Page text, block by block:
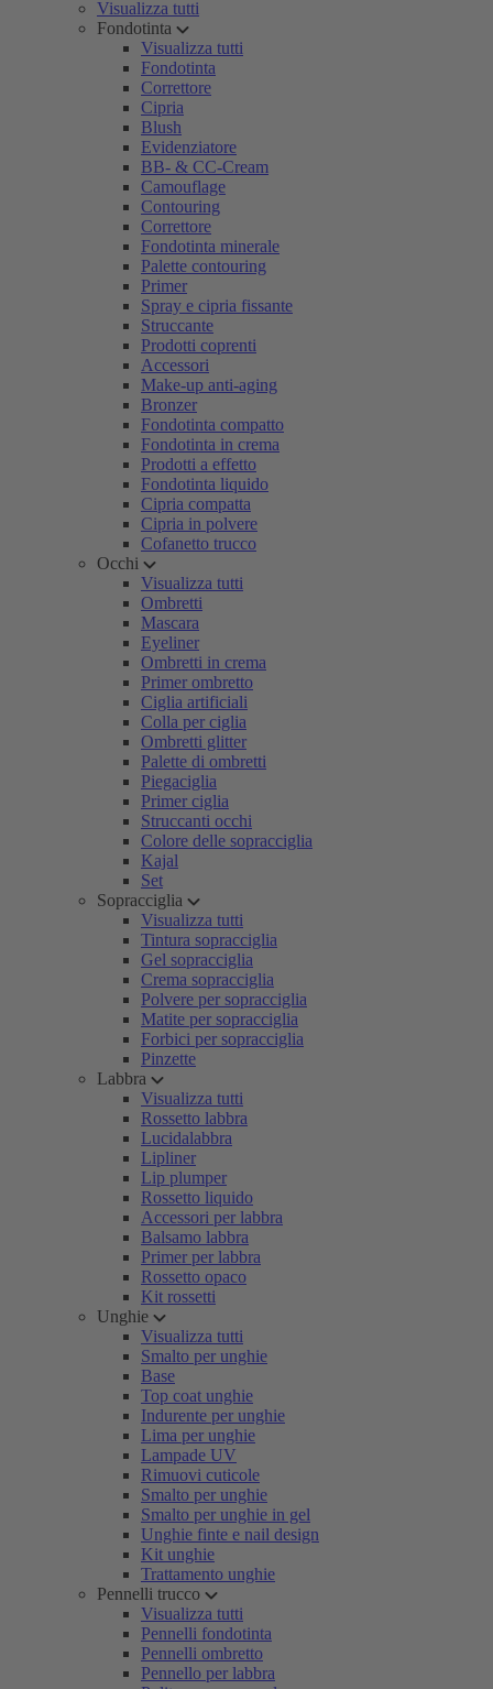
Visualizza tutti
Fondotinta
Visualizza tutti
Fondotinta
Correttore
Cipria
Blush
Evidenziatore
BB- & CC-Cream
Camouflage
Contouring
Correttore
Fondotinta minerale
Palette contouring
Primer
Spray e cipria fissante
Struccante
Prodotti coprenti
Accessori
Make-up anti-aging
Bronzer
Fondotinta compatto
Fondotinta in crema
Prodotti a effetto
Fondotinta liquido
Cipria compatta
Cipria in polvere
Cofanetto trucco
Occhi
Visualizza tutti
Ombretti
Mascara
Eyeliner
Ombretti in crema
Primer ombretto
Ciglia artificiali
Colla per ciglia
Ombretti glitter
Palette di ombretti
Piegaciglia
Primer ciglia
Struccanti occhi
Colore delle sopracciglia
Kajal
Set
Sopracciglia
Visualizza tutti
Tintura sopracciglia
Gel sopracciglia
Crema sopracciglia
Polvere per sopracciglia
Matite per sopracciglia
Forbici per sopracciglia
Pinzette
Labbra
Visualizza tutti
Rossetto labbra
Lucidalabbra
Lipliner
Lip plumper
Rossetto liquido
Accessori per labbra
Balsamo labbra
Primer per labbra
Rossetto opaco
Kit rossetti
Unghie
Visualizza tutti
Smalto per unghie
Base
Top coat unghie
Indurente per unghie
Lima per unghie
Lampade UV
Rimuovi cuticole
Smalto per unghie
Smalto per unghie in gel
Unghie finte e nail design
Kit unghie
Trattamento unghie
Pennelli trucco
Visualizza tutti
Pennelli fondotinta
Pennelli ombretto
Pennello per labbra